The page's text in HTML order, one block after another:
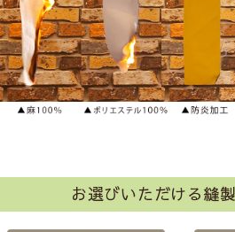
お選びいただける縫